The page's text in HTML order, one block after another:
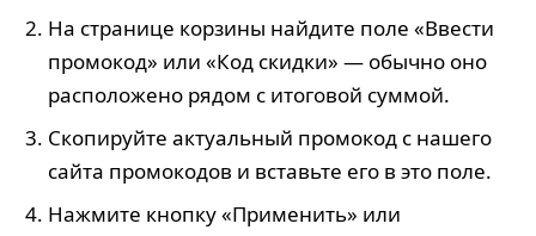
На странице корзины найдите поле «Ввести
промокод» или «Код скидки» — обычно оно
расположено рядом с итоговой суммой.
Скопируйте актуальный промокод с нашего
сайта промокодов и вставьте его в это поле.
Нажмите кнопку «Применить» или